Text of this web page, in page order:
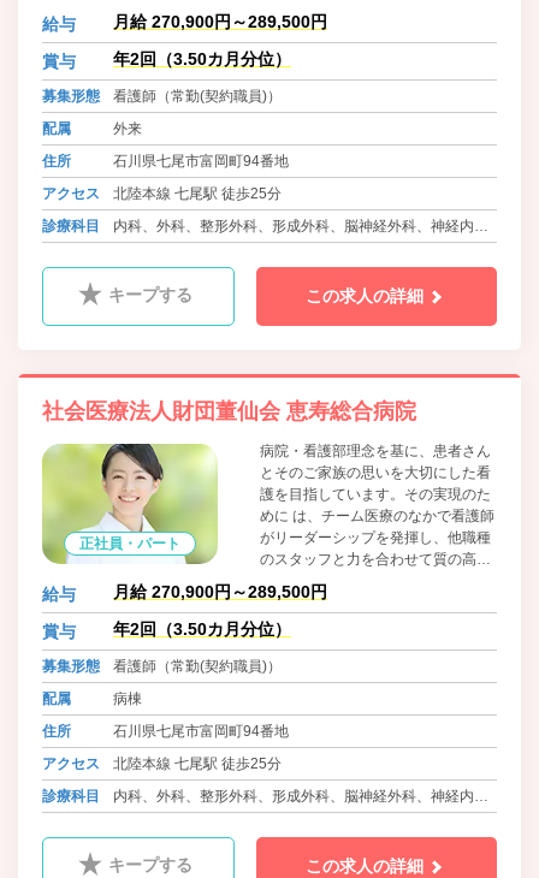
ケアを提供していく必要がありま
す。職場は、多様な勤務形態を導入
するなど、個人のライフスタイルに
合わせた働きやすい環境になってお
ります。じっくりと学べる教育プロ
ひとつ現場で確認しながら、専門知
識・技術を身につけていってくださ
い。「恵寿総合病院に来て良かっ
た」と思えるように、優しく支えて
いきたいと考えています。
給与 月給 270,900円～289,500円
賞与 年2回（3.50カ月分位）
募集形態
看護師（常勤(契約職員)）
配属
外来
住所
石川県七尾市富岡町94番地
アクセス
北陸本線 七尾駅 徒歩25分
診療科目
内科、外科、整形外科、形成外科、脳神経外科、神経内
科、美容外科、産婦人科、小児科、ﾘﾊﾋﾞﾘﾃｰｼｮﾝ科、乳腺外
キープする この求人の詳細
社会医療法人財団董仙会 恵寿総合病院
正社員・パート
病院・看護部理念を基に、患者さん
とそのご家族の思いを大切にした看
護を目指しています。その実現のた
めに は、チーム医療のなかで看護師
がリーダーシップを発揮し、他職種
のスタッフと力を合わせて質の高い
ケアを提供していく必要がありま
す。職場は、多様な勤務形態を導入
するなど、個人のライフスタイルに
合わせた働きやすい環境になってお
ります。じっくりと学べる教育プロ
ひとつ現場で確認しながら、専門知
識・技術を身につけていってくださ
い。「恵寿総合病院に来て良かっ
た」と思えるように、優しく支えて
いきたいと考えています。
給与 月給 270,900円～289,500円
賞与 年2回（3.50カ月分位）
募集形態
看護師（常勤(契約職員)）
配属
病棟
住所
石川県七尾市富岡町94番地
アクセス
北陸本線 七尾駅 徒歩25分
診療科目
内科、外科、整形外科、形成外科、脳神経外科、神経内
科、美容外科、産婦人科、小児科、ﾘﾊﾋﾞﾘﾃｰｼｮﾝ科、乳腺外
キープする この求人の詳細